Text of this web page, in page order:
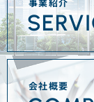
会社概要